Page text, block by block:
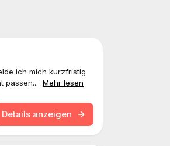
ich mich kurzfristig
passen... Mehr lesen
Details anzeigen